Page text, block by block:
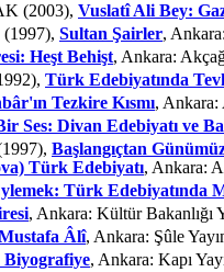
(2003), Vuslatî Ali Bey:
Sultan Şairler,
Heşt Behişt, Ankara:
Türk Edebiyatında
Tezkire Kısmı,
Ses: Divan Edebiyatı ve
Başlangıçtan
Türk Edebiyatı, Ankara:
Türk Edebiyatında
, Ankara: Kültür Bakanlığı
Âlî, Ankara: Şûle
Biyografiye, Ankara: Kapı